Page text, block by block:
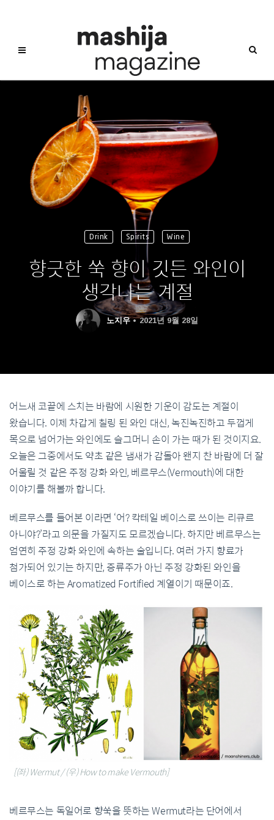
Drink Spirits Wine
향긋한 쑥 향이 깃든 와인이
생각나는 계절
노지우 2021년 9월 28일
어느새 코끝에 스치는 바람에 시원한 기운이 감도는 계절이
왔습니다. 이제 차갑게 칠링 된 와인 대신, 녹진녹진하고 두껍게
목으로 넘어가는 와인에도 슬그머니 손이 가는 때가 된 것이지요.
오늘은 그중에서도 약초 같은 냄새가 감돌아 왠지 찬 바람에 더 잘
어울릴 것 같은 주정 강화 와인, 베르무스(Vermouth)에 대한
이야기를 해볼까 합니다.
베르무스를 들어본 이라면 ‘어? 칵테일 베이스로 쓰이는 리큐르
아니야?’라고 의문을 가질지도 모르겠습니다. 하지만 베르무스는
엄연히 주정 강화 와인에 속하는 술입니다. 여러 가지 향료가
첨가되어 있기는 하지만, 증류주가 아닌 주정 강화된 와인을
베이스로 하는 Aromatized Fortified 계열이기 때문이죠.
[(좌) Wermut / (우) How to make Vermouth]
베르무스는 독일어로 향쑥을 뜻하는 Wermut라는 단어에서